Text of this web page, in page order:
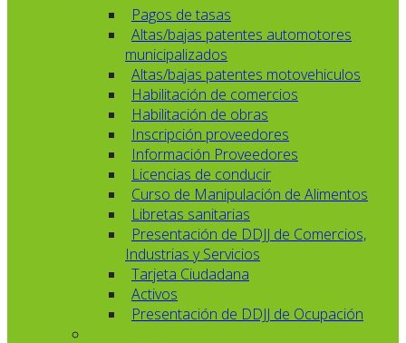
Pagos de tasas
Altas/bajas patentes automotores
municipalizados
Altas/bajas patentes motovehiculos
Habilitación de comercios
Habilitación de obras
Inscripción proveedores
Información Proveedores
Licencias de conducir
Curso de Manipulación de Alimentos
Libretas sanitarias
Presentación de DDJJ de Comercios,
Industrias y Servicios
Tarjeta Ciudadana
Activos
Presentación de DDJJ de Ocupación